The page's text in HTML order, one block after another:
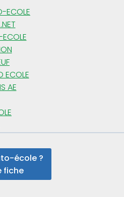
ECOLE
ECOLE
AE
école ?
fiche